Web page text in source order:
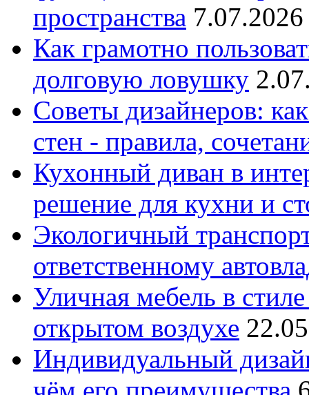
пространства
Как грамотно
долговую ловушку
Советы дизайнеров:
стен - правила,
Кухонный диван в
решение для кухни и
Экологичный
ответственному
Уличная мебель в
открытом воздухе
Индивидуальный